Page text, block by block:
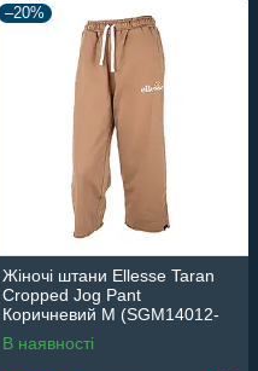
–20%
Жіночі штани Ellesse Taran
Cropped Jog Pant
Коричневий M (SGM14012-
BROWN M)
В наявності